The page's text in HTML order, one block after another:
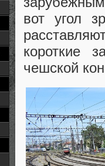
вот угол
короткие
чешской